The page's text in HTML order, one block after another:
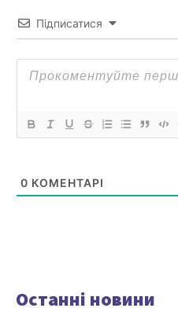
Підписатися
0 КОМЕНТАРІ
Останні новини